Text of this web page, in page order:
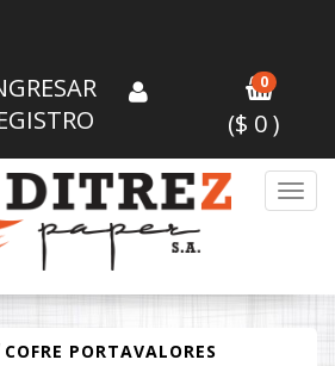
0
($ 0)
COFRE PORTAVALORES